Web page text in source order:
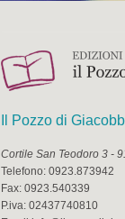
Il Pozzo di
Cortile San Teodoro 3 -
Telefono: 0923.873942
Fax: 0923.540339
P.iva: 02437740810